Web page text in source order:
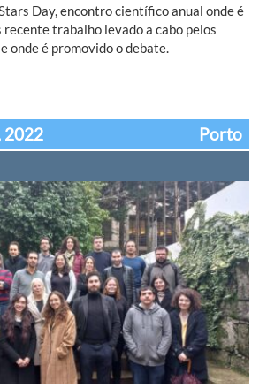
Day, encontro científico anual onde é
trabalho levado a cabo pelos
onde é promovido o debate.
2022 Porto